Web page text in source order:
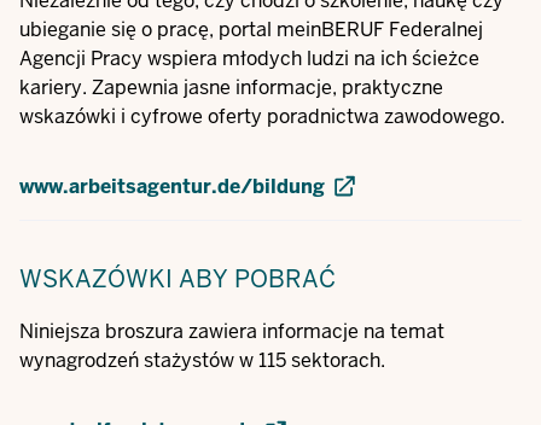
ubieganie się o pracę, portal meinBERUF Federalnej
Agencji Pracy wspiera młodych ludzi na ich ścieżce
kariery. Zapewnia jasne informacje, praktyczne
wskazówki i cyfrowe oferty poradnictwa zawodowego.
www.arbeitsagentur.de/bildung
WSKAZÓWKI ABY POBRAĆ
Niniejsza broszura zawiera informacje na temat
wynagrodzeń stażystów w 115 sektorach.